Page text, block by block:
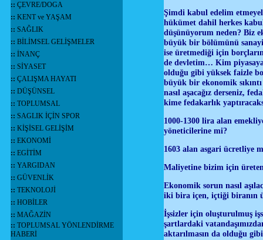
:: ÇEVRE/DOGA
:: KENT ve YAŞAM
:: SAĞLIK
:: BİLİMSEL GELİŞMELER
:: İNANÇ
:: SİYASET
:: ÇALIŞMA HAYATI
:: DÜŞÜNSEL
:: TOPLUMSAL
:: SAGLIK İÇİN SPOR
:: KİŞİSEL GELİŞİM
:: EKONOMİ
:: EGİTİM
:: YARGIDAN
:: GÜVENLİK
:: TEKNOLOJİ
:: HOBİLER
:: MAĞAZİN
:: TOPLUMSAL YÖNLENDİRME
HABERİ
Şimdi kabul edelim
hükümet dahil herkes
düşünüyorum neden? Biz
büyük bir bölümünü
ise üretmediği için
de devletim… Kim
olduğu gibi yüksek faizle
büyük bir ekonomik
nasıl aşacağız derseniz,
kime fedakarlık
1000-1300 lira alan
yöneticilerine mi?
1603 alan asgari ücretliye
Maliyetine bizim için
Ekonomik sorun nasıl
iki bira içen, içtiği biranın
İşsizler için oluşturulmuş
şartlardaki
aktarılmasın da olduğu